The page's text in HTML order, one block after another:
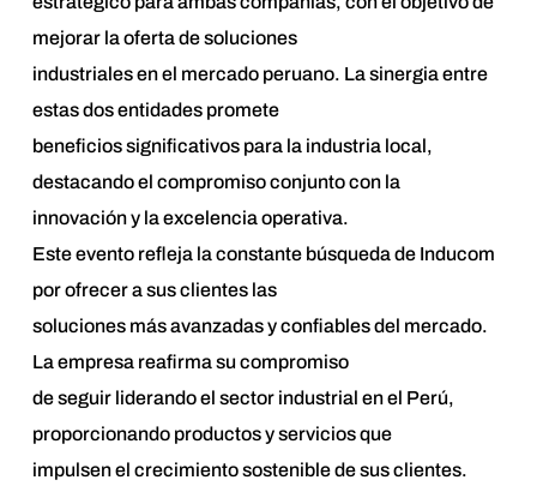
mejorar la oferta de soluciones
industriales en el mercado peruano. La sinergia entre
estas dos entidades promete
beneficios significativos para la industria local,
destacando el compromiso conjunto con la
innovación y la excelencia operativa.
Este evento refleja la constante búsqueda de Inducom
por ofrecer a sus clientes las
soluciones más avanzadas y confiables del mercado.
La empresa reafirma su compromiso
de seguir liderando el sector industrial en el Perú,
proporcionando productos y servicios que
impulsen el crecimiento sostenible de sus clientes.